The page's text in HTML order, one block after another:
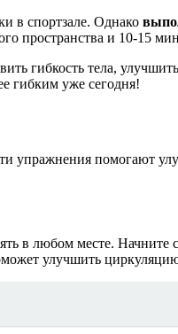
в спортзале. Однако
пространства и 10-15
гибкость тела,
гибким уже сегодня!
помогают
в любом месте. Начните
улучшить